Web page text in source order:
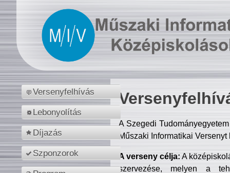
Versenyfelhívás
Lebonyolítás
Díjazás
Szponzorok
A Szegedi
Műszaki Informatikai
A verseny célja: A
szervezése, melyen a